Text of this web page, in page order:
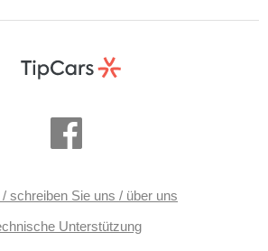
schreiben Sie uns / über uns
Unterstützung